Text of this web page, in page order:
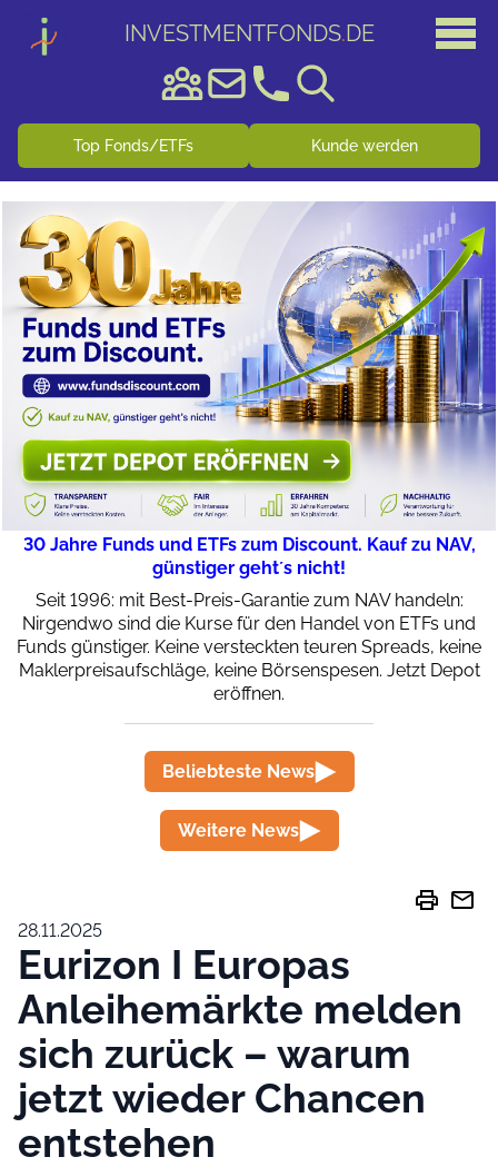
INVESTMENTFONDS.DE
Top Fonds/ETFs Kunde werden
30 Jahre Funds und ETFs zum Discount. Kauf zu NAV,
günstiger geht´s nicht!
Seit 1996: mit Best-Preis-Garantie zum NAV handeln:
Nirgendwo sind die Kurse für den Handel von ETFs und
Funds günstiger. Keine versteckten teuren Spreads, keine
Maklerpreisaufschläge, keine Börsenspesen. Jetzt Depot
eröffnen.
Beliebteste News
Weitere News
print mail
28.11.2025
Eurizon I Europas
Anleihemärkte melden
sich zurück – warum
jetzt wieder Chancen
entstehen